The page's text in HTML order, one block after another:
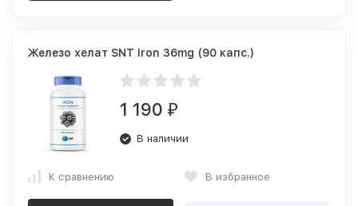
Железо хелат SNT Iron 36mg (90 капс.)
1 190 ₽
В наличии
К сравнению В избранное